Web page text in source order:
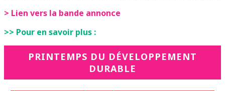
> Lien vers la bande annonce
>> Pour en savoir plus :
PRINTEMPS DU DÉVELOPPEMENT
DURABLE